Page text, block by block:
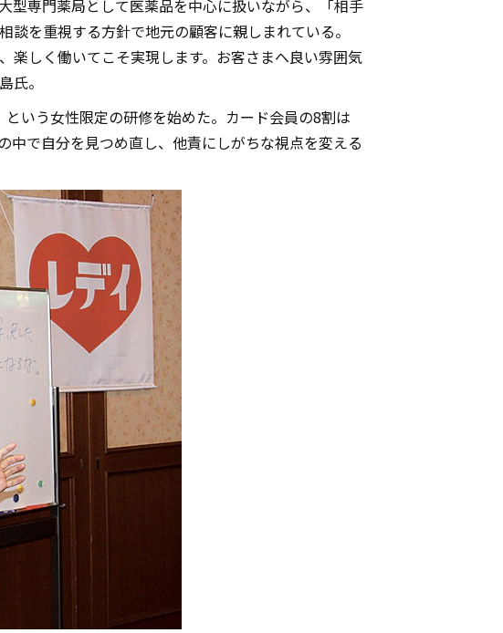
型専門薬局として医薬品を中心に扱いながら、「相手
を重視する方針で地元の顧客に親しまれている。
楽しく働いてこそ実現します。お客さまへ良い雰囲気
氏。
いう女性限定の研修を始めた。カード会員の8割は
で自分を見つめ直し、他責にしがちな視点を変える